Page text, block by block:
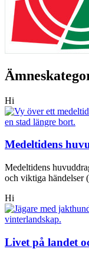
Hi
Medeltidens
Medeltidens
och viktiga händelser
Hi
Livet på landet